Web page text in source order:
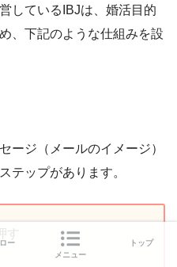
しているIBJは、婚活目的
、下記のような仕組みを設
ージ（メールのイメージ）
テップがあります。
ー
メニュー
トップ